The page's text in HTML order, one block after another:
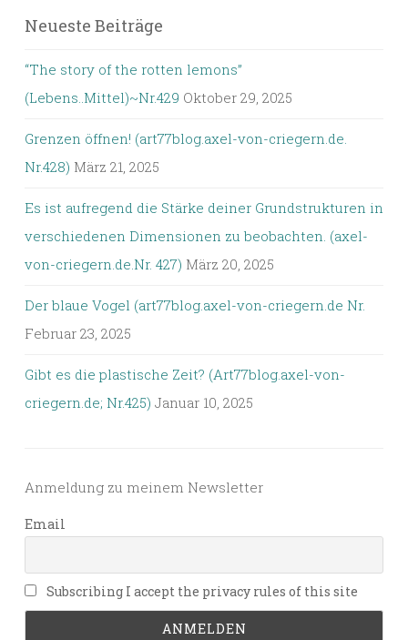
Neueste Beiträge
“The story of the rotten lemons”
(Lebens..Mittel)~Nr.429 Oktober 29, 2025
Grenzen öffnen! (art77blog.axel-von-criegern.de.
Nr.428) März 21, 2025
Es ist aufregend die Stärke deiner Grundstrukturen in
verschiedenen Dimensionen zu beobachten. (axel-
von-criegern.de.Nr. 427) März 20, 2025
Der blaue Vogel (art77blog.axel-von-criegern.de Nr.
Februar 23, 2025
Gibt es die plastische Zeit? (Art77blog.axel-von-
criegern.de; Nr.425) Januar 10, 2025
Anmeldung zu meinem Newsletter
Email
Subscribing I accept the privacy rules of this site